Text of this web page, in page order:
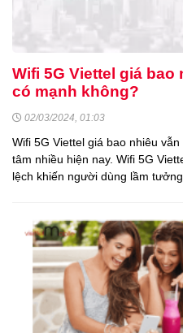
Wifi 5G Viettel giá
có mạnh không?
02/03/2024, 01:03
Wifi 5G Viettel giá bao nhiêu
tâm nhiều hiện nay. Wifi 5G
lệch khiến người dùng lầm